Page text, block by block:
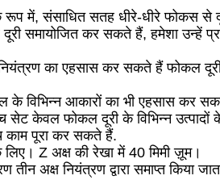
रूप में, संसाधित सतह धीरे-धीरे फोकस
समायोजित कर सकते हैं, हमेशा उन्हें
का एहसास कर सकते हैं फोकल
के विभिन्न आकारों का भी एहसास कर
केवल फोकल दूरी के विभिन्न
काम पूरा कर सकते हैं.
Z अक्ष की रेखा में 40 मिमी ज़ूम।
अक्ष नियंत्रण द्वारा समाप्त किया